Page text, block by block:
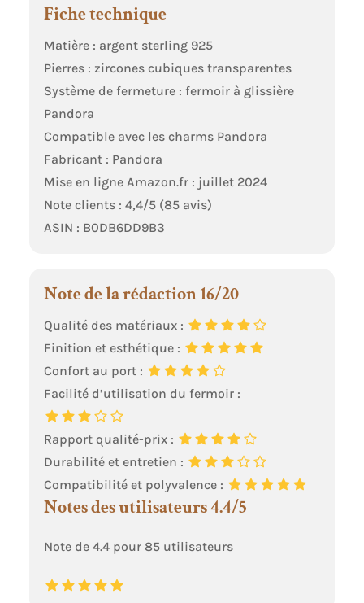
Fiche technique
Matière : argent sterling 925
Pierres : zircones cubiques transparentes
Système de fermeture : fermoir à glissière
Pandora
Compatible avec les charms Pandora
Fabricant : Pandora
Mise en ligne Amazon.fr : juillet 2024
Note clients : 4,4/5 (85 avis)
ASIN : B0DB6DD9B3
Note de la rédaction 16/20
Qualité des matériaux :
Finition et esthétique :
Confort au port :
Facilité d’utilisation du fermoir :
Rapport qualité-prix :
Durabilité et entretien :
Compatibilité et polyvalence :
Notes des utilisateurs 4.4/5
Note de 4.4 pour 85 utilisateurs